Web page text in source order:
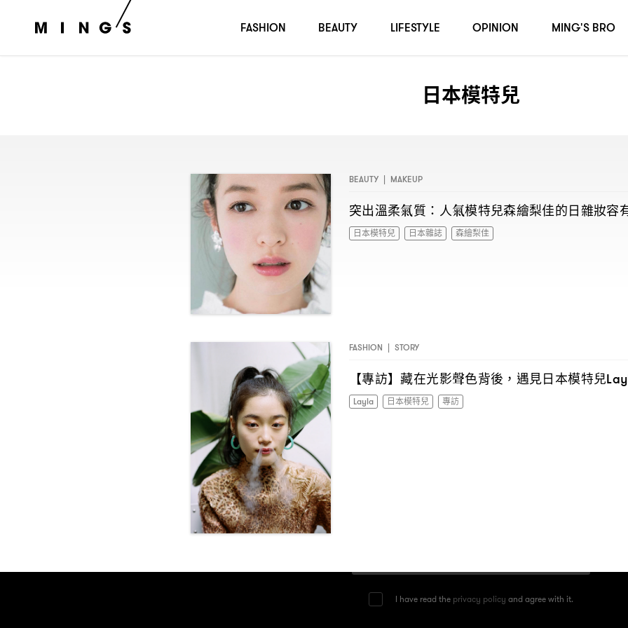
日本模特兒
BEAUTY | MAKEUP
突出溫柔氣質 ： 人氣模特兒森繪梨佳的日雜妝容
日本模特兒 日本雜誌 森繪梨佳
FASHION | STORY
【專訪】藏在光影聲色背後 ， 遇見日本模特兒
Layla 日本模特兒 專訪
I have read the privacy policy and agree with it.
FASHION BEAUTY LIFESTYLE OPINION MING'S BRO